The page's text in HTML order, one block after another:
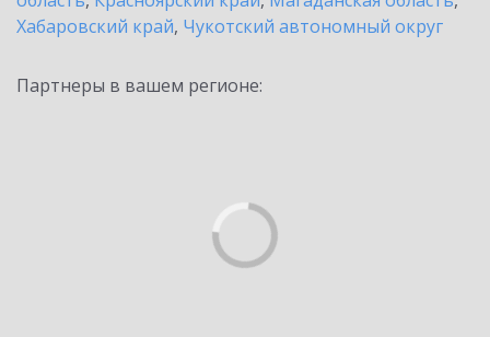
Хабаровский край, Чукотский автономный округ
Партнеры в вашем регионе: